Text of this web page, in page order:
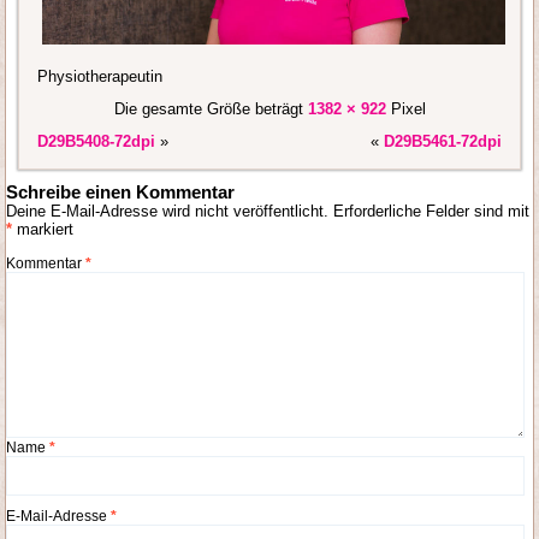
Physiotherapeutin
Die gesamte Größe beträgt 1382 × 922Pixel
D29B5408-72dpi » « D29B5461-72dpi
Schreibe einen Kommentar
Deine E-Mail-Adresse wird nicht veröffentlicht.
Erforderliche Felder sind mit
* markiert
Kommentar*
Name*
E-Mail-Adresse*